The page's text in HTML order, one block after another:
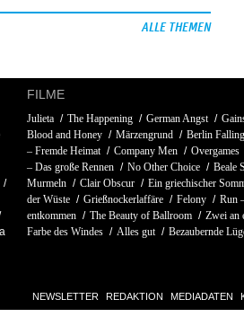
ALLE THEMEN
FILME
Julieta The Happening German Angst
Blood and Honey
Märzengrund Berlin Falling
– Fremde Heimat
Company Men Overgames
– Das große Rennen
No Other Choice Beale
Murmeln
Clair Obscur Ein griechischer
der Wüste
Grießnockerlaffäre Felony
Run
entkommen
The Beauty of Ballroom Zwei an
Farbe des Windes
Alles gut Bezaubernde
NEWSLETTER REDAKTION MEDIADATEN